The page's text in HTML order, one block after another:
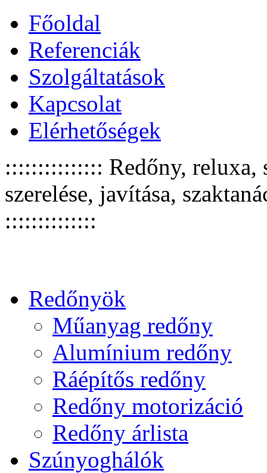
Főoldal
Referenciák
Szolgáltatások
Kapcsolat
Elérhetőségek
::::::::::::::: Redőny, reluxa,
szerelése, javítása,
::::::::::::::
Redőnyök
Műanyag redőny
Alumínium redőny
Ráépítős redőny
Redőny motorizáció
Redőny árlista
Szúnyoghálók